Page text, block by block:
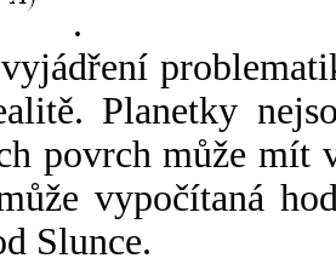
.
Planetky
povrch může mít
vypočítaná
Slunce.